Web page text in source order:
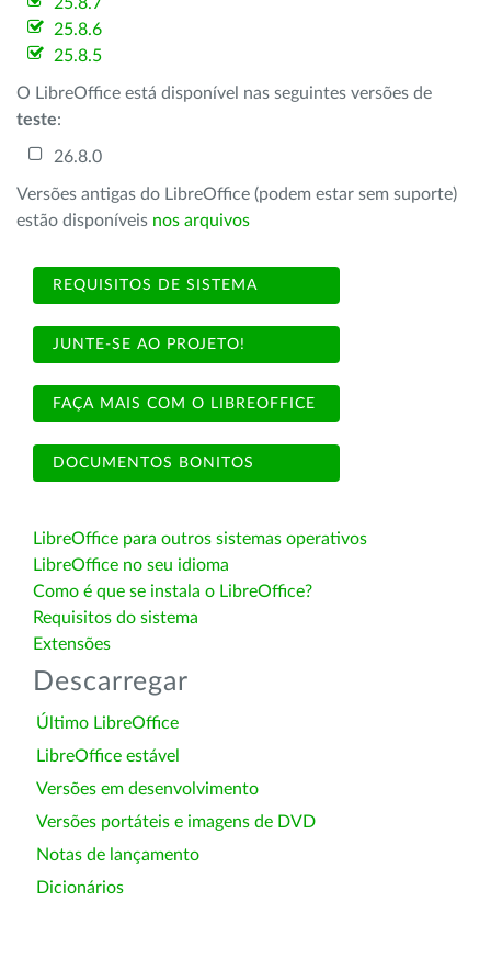
25.8.6
25.8.5
O LibreOffice está disponível nas seguintes versões de
teste:
26.8.0
Versões antigas do LibreOffice (podem estar sem suporte)
estão disponíveis nos arquivos
REQUISITOS DE SISTEMA
JUNTE-SE AO PROJETO!
FAÇA MAIS COM O LIBREOFFICE
DOCUMENTOS BONITOS
LibreOffice para outros sistemas operativos
LibreOffice no seu idioma
Como é que se instala o LibreOffice?
Requisitos do sistema
Extensões
Descarregar
Último LibreOffice
LibreOffice estável
Versões em desenvolvimento
Versões portáteis e imagens de DVD
Notas de lançamento
Dicionários